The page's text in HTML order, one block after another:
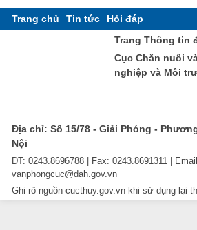
Trang chủ Tin tức
Hỏi đáp
Trang Thông tin
Cục Chăn nuôi
nghiệp và Môi
Địa chỉ: Số 15/78 - Giải Phóng -
Nội
ĐT: 0243.8696788 | Fax: 0243.8691311 |
vanphongcuc@dah.gov.vn
Ghi rõ nguồn cucthuy.gov.vn khi sử dụng lại